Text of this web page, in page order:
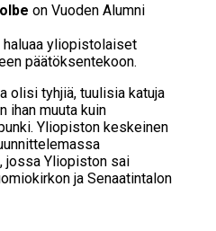
on Vuoden Alumni
yliopistolaiset
päätöksentekoon.
olisi tyhjiä, tuulisia katuja
ihan muuta kuin
Yliopiston keskeinen
jossa Yliopiston sai
ja Senaatintalon